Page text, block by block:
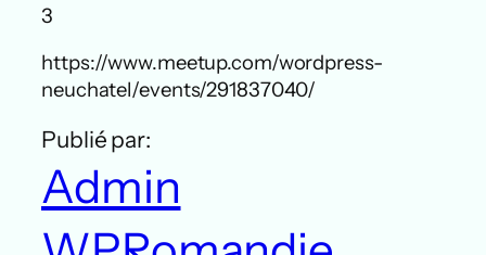
3
https://www.meetup.com/wordpress-
neuchatel/events/291837040/
Publié par:
Admin